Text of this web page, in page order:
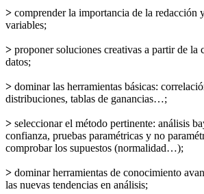
> comprender la importancia de la redacción
variables;
> proponer soluciones creativas a partir de la
datos;
> dominar las herramientas básicas:
distribuciones, tablas de ganancias…;
> seleccionar el método pertinente: análisis
confianza, pruebas paramétricas y no
comprobar los supuestos (normalidad…);
> dominar herramientas de conocimiento
las nuevas tendencias en análisis;